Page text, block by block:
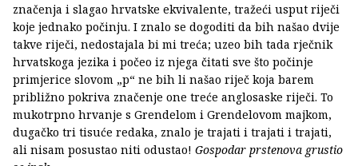
značenja i slagao hrvatske ekvivalente, tražeći usput riječi
koje jednako počinju. I znalo se dogoditi da bih našao dvije
takve riječi, nedostajala bi mi treća; uzeo bih tada rječnik
hrvatskoga jezika i počeo iz njega čitati sve što počinje
primjerice slovom „p“ ne bih li našao riječ koja barem
približno pokriva značenje one treće anglosaske riječi. To
mukotrpno hrvanje s Grendelom i Grendelovom majkom,
dugačko tri tisuće redaka, znalo je trajati i trajati i trajati,
ali nisam posustao niti odustao! Gospodar prstenova grustio